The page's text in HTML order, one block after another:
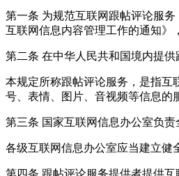
第一条 为规范互联网跟帖评论服
互联网信息内容管理工作的通知》
第二条 在中华人民共和国境内提供
本规定所称跟帖评论服务，是指互
号、表情、图片、音视频等信息的
第三条 国家互联网信息办公室负
各级互联网信息办公室应当建立健
第四条 跟帖评论服务提供者提供